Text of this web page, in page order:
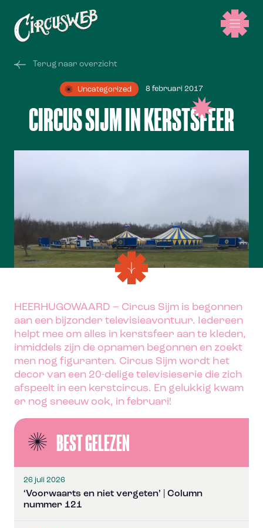
Terug naar overzicht
Uncategorized 8 februari 2017
CIRCUS SIJM IN KERSTSFEER
HEERHUGOWAARD – Circus Sijm is begonnen
aan een bijzonder televisieavontuur. Iedereen
helpt mee om alles in kerstsfeer aan te kleden,
inmiddels zijn de opnamen begonnen en zoekt
men nog figuranten. Circus Sijm wordt het
decor van een 20-delige televisieserie die zich
afspeelt in een kerstcircus. En gelukkig kwam
er nog sneeuw ook, in februari!
BEST GELEZEN
26 juli 2026
‘Voorwaarts en niet vergeten’ | Column
nummer 121